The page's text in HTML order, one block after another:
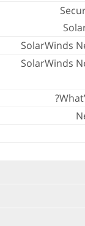
SolarWinds
SolarWinds